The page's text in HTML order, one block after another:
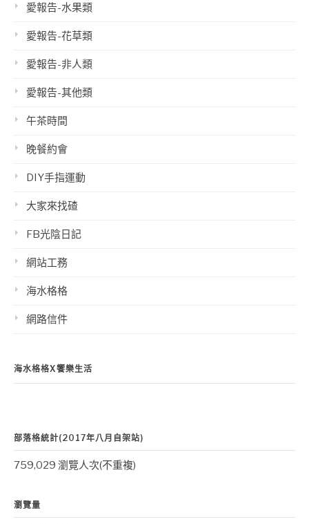
愛報告-水果類
愛報告-花草類
愛報告-非人類
愛報告-其他類
午茶時間
晚餐約會
DIY手指運動
大家來找碴
FB光陰日記
網站工務
海水格格
網路信件
海水格格X饗樂生活
部落格統計(2017年八月自架站)
759,029 瀏覽人次(不重複)
瀏覽量